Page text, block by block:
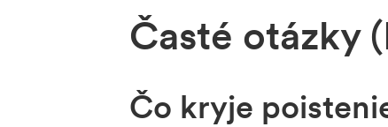
Časté otázky
Čo kryje